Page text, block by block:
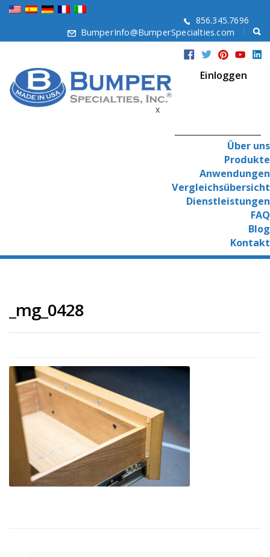
856.345.7696
BumperInfo@BumperSpecialties.com
Einloggen
x
Über uns
Produkte
Anwendungen
Vergleichsübersicht
Dienstleistungen
FAQ
Blog
Kontakt
_mg_0428